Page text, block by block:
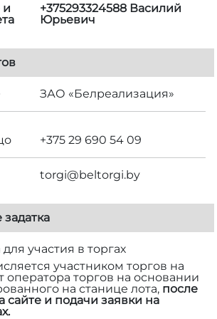
и
+375293324588 Василий
Юрьевич
ЗАО «Белреализация»
+375 29 690 54 09
torgi@beltorgi.by
участия в торгах
участником торгов на
оператора торгов на основании
на станице лота, после
сайте и подачи заявки на